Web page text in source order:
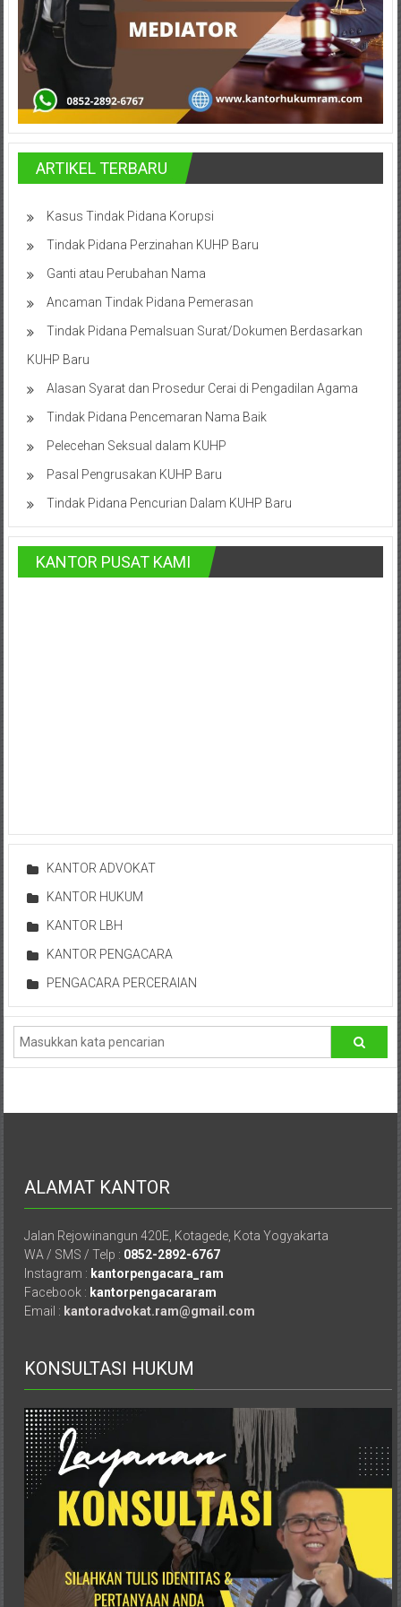
Hukum
LBH,
Law
Office
Law
Firm
Kantor
Pengacara
Jogja,
Lawyer,
Advokat,
Perceraian
Sleman,
Bantul,
Wates,
Klaten,
Magelang,
Yogyakarta,
Makassar,
Salatiga,
Ungaran,
Pontianak,
Kendari,
Riau,
Pekanbaru,
Bengkulu,
Kidul,
Balikpapan,
Jakarta
Tanggerang,
Purworejo,
Purwokerto,
Kebumen,
Wonogiri,
Palembang,
Bandar
Lampung,
Badung,
Mataram,
Lombok,
Temanggung,
ARTIKEL TERBARU
Kasus Tindak Pidana Korupsi
Tindak Pidana Perzinahan KUHP Baru
Ganti atau Perubahan Nama
Ancaman Tindak Pidana Pemerasan
Tindak Pidana Pemalsuan Surat/Dokumen Berdasarkan
KUHP Baru
Alasan Syarat dan Prosedur Cerai di Pengadilan Agama
Tindak Pidana Pencemaran Nama Baik
Pelecehan Seksual dalam KUHP
Pasal Pengrusakan KUHP Baru
Tindak Pidana Pencurian Dalam KUHP Baru
KANTOR PUSAT KAMI
KANTOR ADVOKAT
KANTOR HUKUM
KANTOR LBH
KANTOR PENGACARA
PENGACARA PERCERAIAN
ALAMAT KANTOR
Jalan Rejowinangun 420E, Kotagede, Kota Yogyakarta
WA / SMS / Telp : 0852-2892-6767
Instagram : kantorpengacara_ram
Facebook : kantorpengacararam
Email : kantoradvokat.ram@gmail.com
KONSULTASI HUKUM